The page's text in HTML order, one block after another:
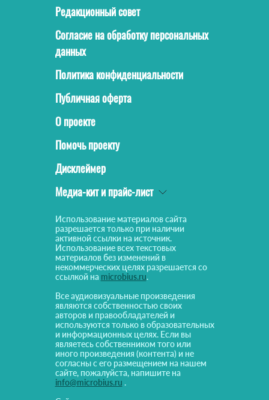
Редакционный совет
Согласие на обработку персональных
данных
Политика конфиденциальности
Публичная оферта
О проекте
Помочь проекту
Дисклеймер
Медиа-кит и прайс-лист
Использование материалов сайта
разрешается только при наличии
активной ссылки на источник.
Использование всех текстовых
материалов без изменений в
некоммерческих целях разрешается со
ссылкой на microbius.ru.
Все аудиовизуальные произведения
являются собственностью своих
авторов и правообладателей и
используются только в образовательных
и информационных целях. Если вы
являетесь собственником того или
иного произведения (контента) и не
согласны с его размещением на нашем
сайте, пожалуйста, напишите на
info@microbius.ru .